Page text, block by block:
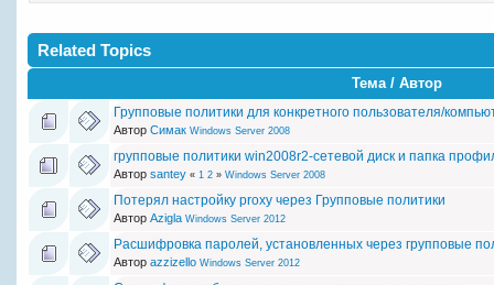
Related Topics
Тема / Автор
Групповые политики для конкретного пользователя/
Автор Симак Windows Server 2008
групповые политики win2008r2-сетевой диск и папка
Автор santey « 1 2 » Windows Server 2008
Потерял настройку proxy через Групповые политики
Автор Azigla Windows Server 2012
Расшифровка паролей, установленных через групповые
Автор azzizello Windows Server 2012